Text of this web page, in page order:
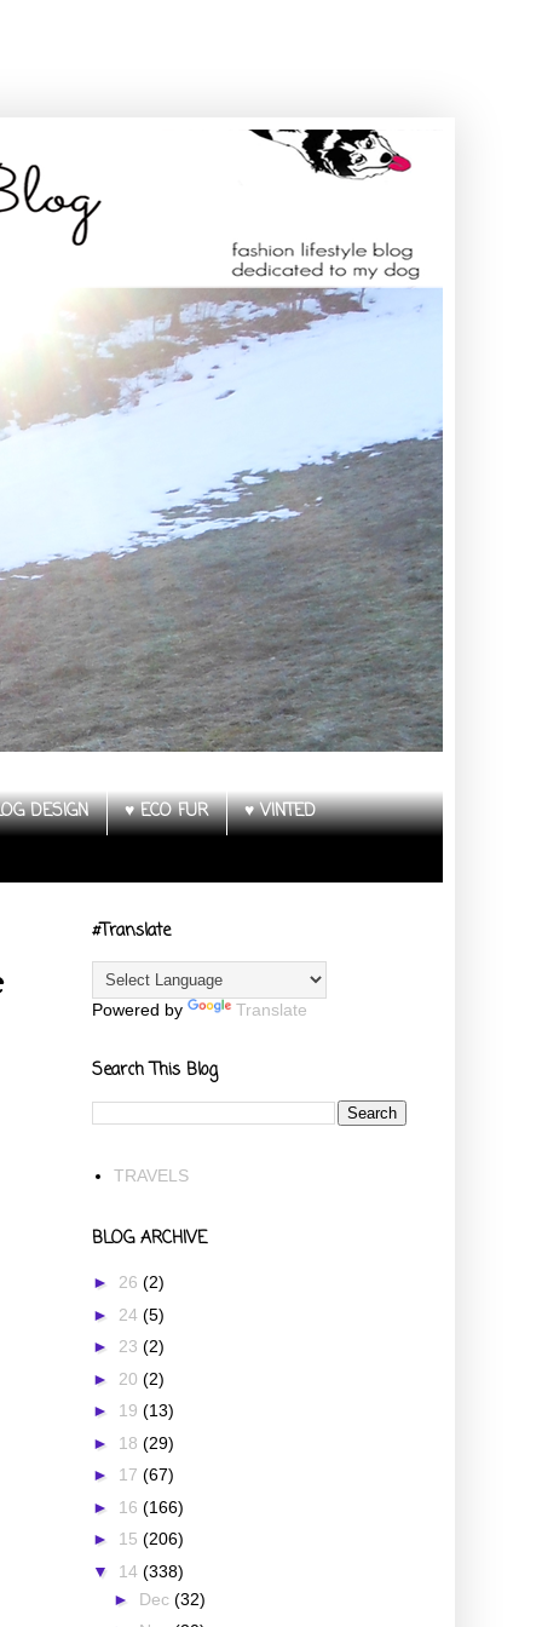
DESIGN ♥ ECO FUR
♥ VINTED
#Translate
Powered by Translate
Search This Blog
TRAVELS
BLOG ARCHIVE
► 26 (2)
► 24 (5)
► 23 (2)
► 20 (2)
► 19 (13)
► 18 (29)
► 17 (67)
► 16 (166)
► 15 (206)
▼ 14 (338)
► Dec (32)